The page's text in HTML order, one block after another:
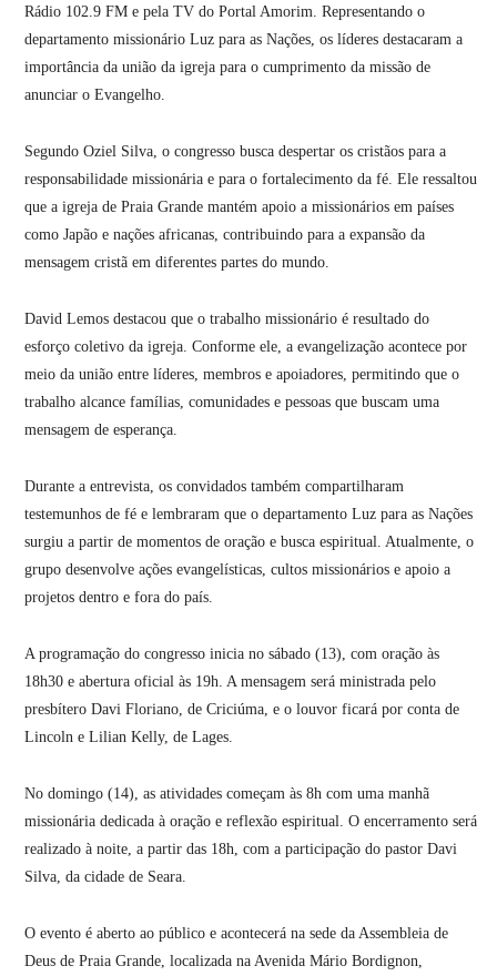
Rádio 102.9 FM e pela TV do Portal Amorim. Representando o
departamento missionário Luz para as Nações, os líderes destacaram a
importância da união da igreja para o cumprimento da missão de
anunciar o Evangelho.
Segundo Oziel Silva, o congresso busca despertar os cristãos para a
responsabilidade missionária e para o fortalecimento da fé. Ele ressaltou
que a igreja de Praia Grande mantém apoio a missionários em países
como Japão e nações africanas, contribuindo para a expansão da
mensagem cristã em diferentes partes do mundo.
David Lemos destacou que o trabalho missionário é resultado do
esforço coletivo da igreja. Conforme ele, a evangelização acontece por
meio da união entre líderes, membros e apoiadores, permitindo que o
trabalho alcance famílias, comunidades e pessoas que buscam uma
mensagem de esperança.
Durante a entrevista, os convidados também compartilharam
testemunhos de fé e lembraram que o departamento Luz para as Nações
surgiu a partir de momentos de oração e busca espiritual. Atualmente, o
grupo desenvolve ações evangelísticas, cultos missionários e apoio a
projetos dentro e fora do país.
A programação do congresso inicia no sábado (13), com oração às
18h30 e abertura oficial às 19h. A mensagem será ministrada pelo
presbítero Davi Floriano, de Criciúma, e o louvor ficará por conta de
Lincoln e Lilian Kelly, de Lages.
No domingo (14), as atividades começam às 8h com uma manhã
missionária dedicada à oração e reflexão espiritual. O encerramento será
realizado à noite, a partir das 18h, com a participação do pastor Davi
Silva, da cidade de Seara.
O evento é aberto ao público e acontecerá na sede da Assembleia de
Deus de Praia Grande, localizada na Avenida Mário Bordignon,